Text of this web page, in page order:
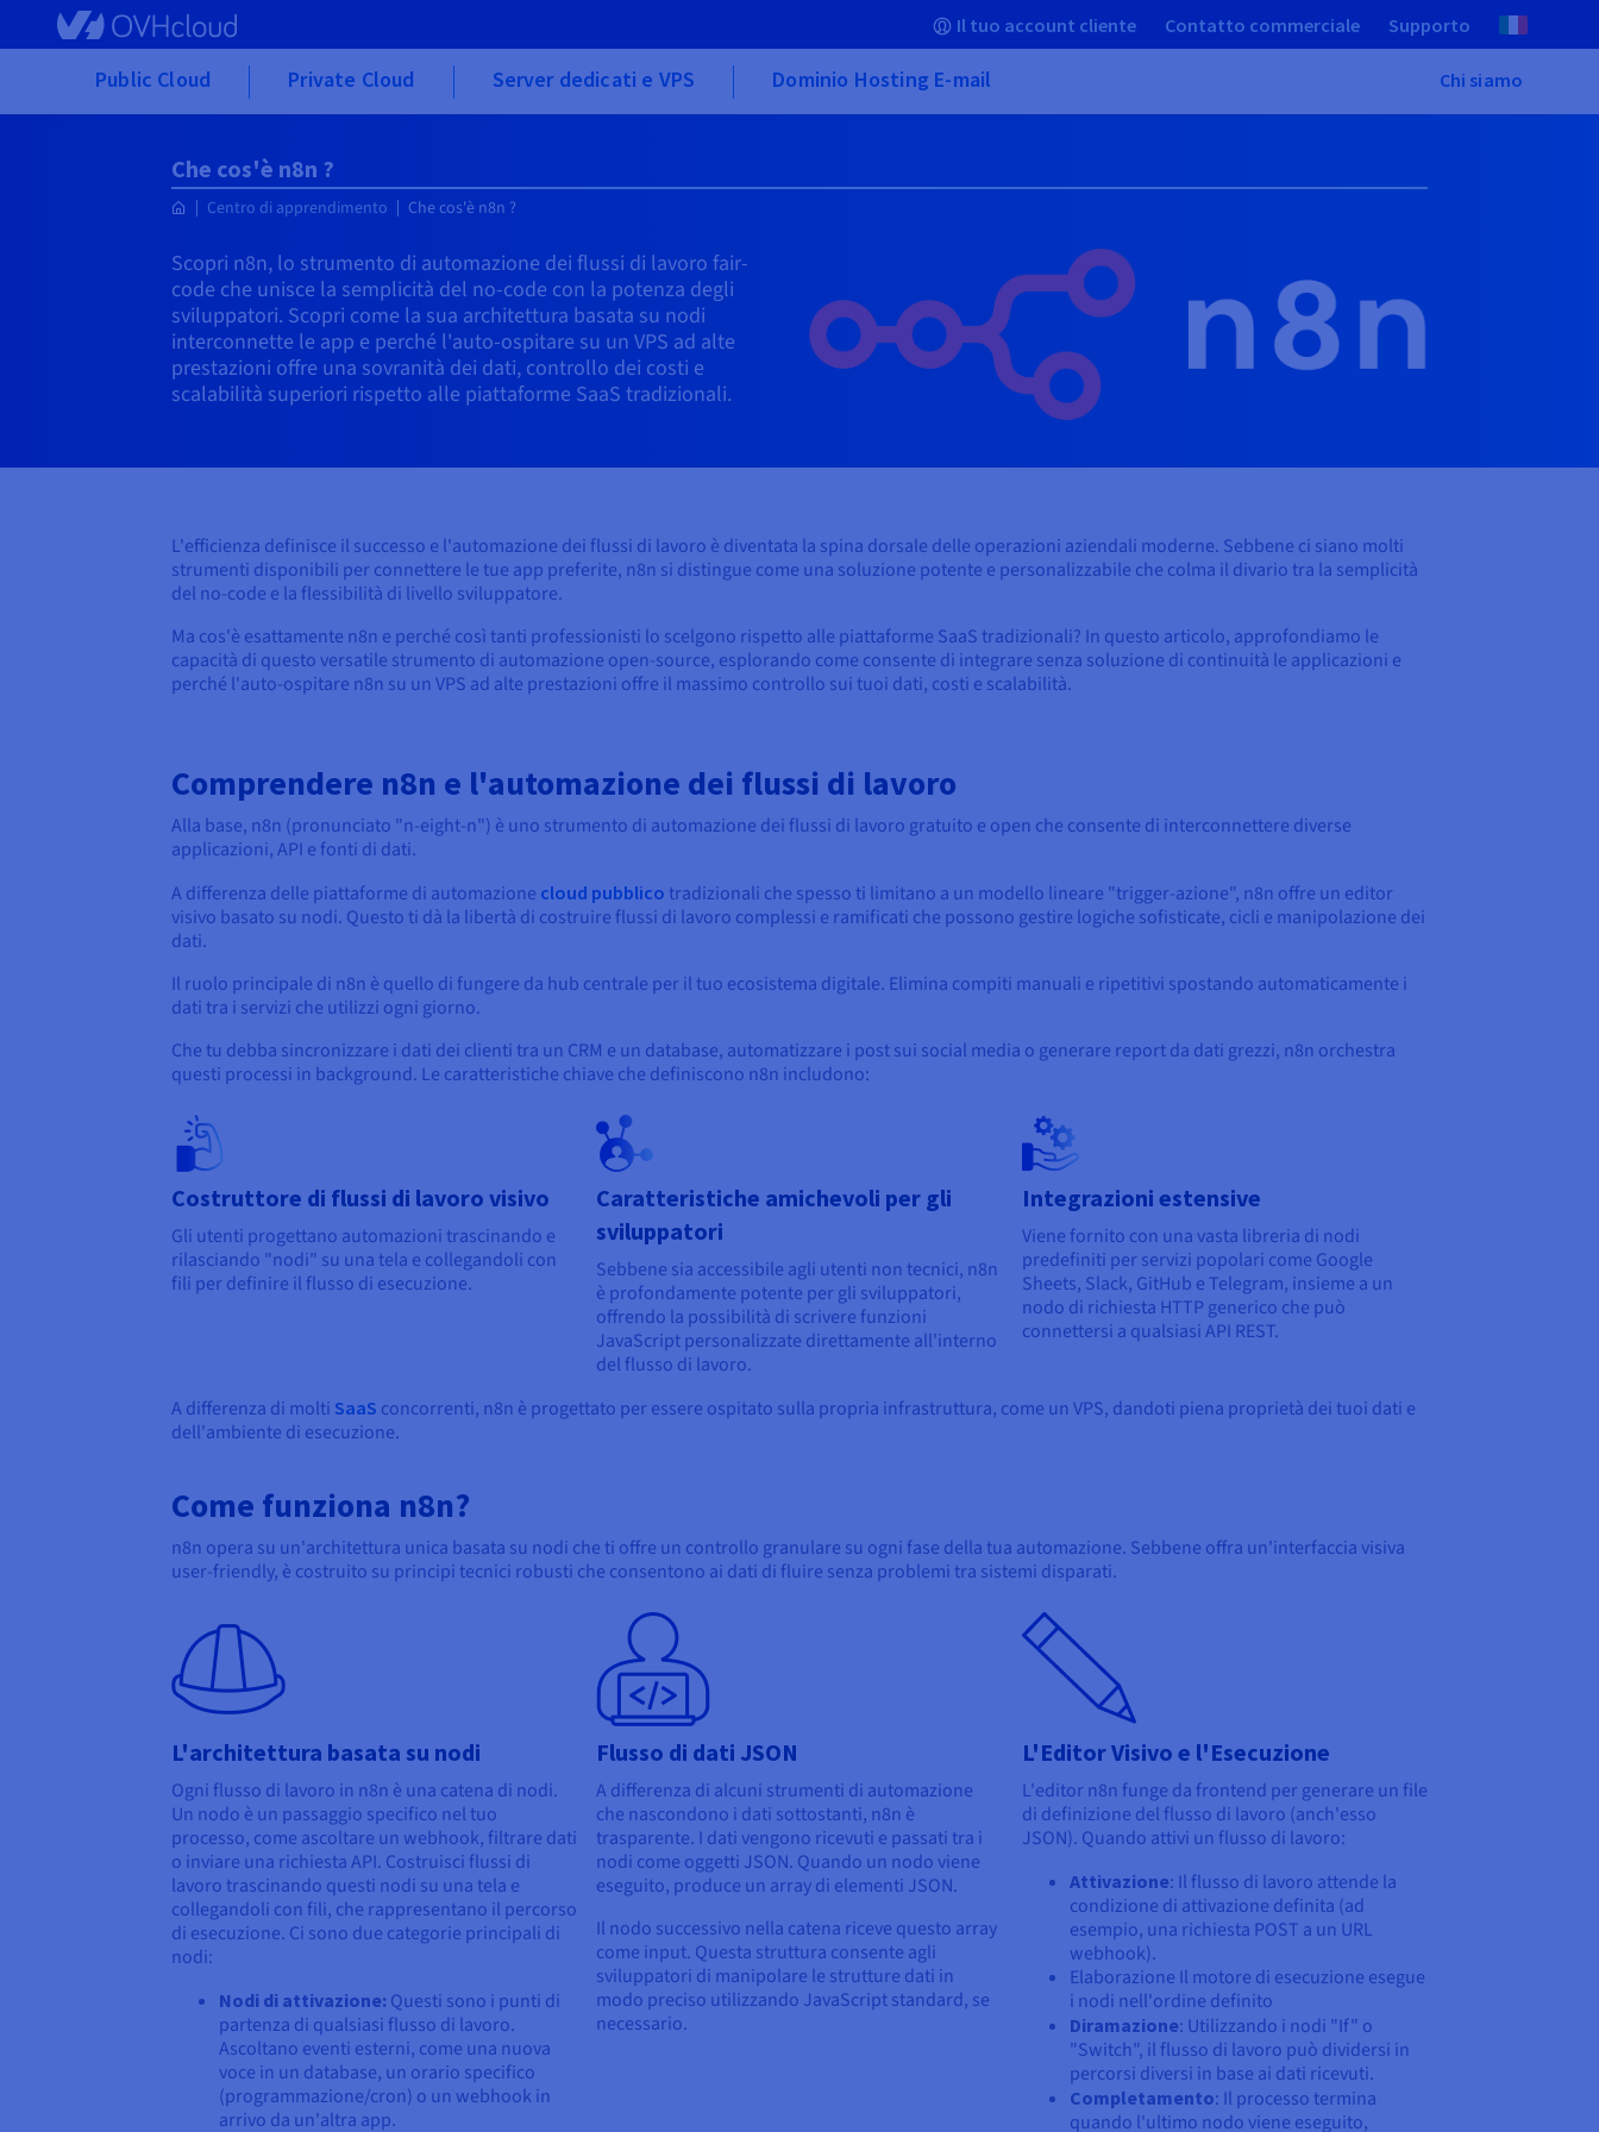
Skip to main content Il tuo account cliente Contatto commerciale Supporto
Public Cloud Private Cloud Server dedicati e VPS Dominio Hosting E-mail Chi siamo
Che cos'è n8n ?
Centro di apprendimento Che cos'è n8n ?
Scopri n8n, lo strumento di automazione dei flussi di lavoro fair-
code che unisce la semplicità del no-code con la potenza degli
sviluppatori. Scopri come la sua architettura basata su nodi
interconnette le app e perché l'auto-ospitare su un VPS ad alte
prestazioni offre una sovranità dei dati, controllo dei costi e
scalabilità superiori rispetto alle piattaforme SaaS tradizionali.
L'efficienza definisce il successo e l'automazione dei flussi di lavoro è diventata la spina dorsale delle operazioni aziendali moderne. Sebbene ci siano molti
strumenti disponibili per connettere le tue app preferite, n8n si distingue come una soluzione potente e personalizzabile che colma il divario tra la semplicità
del no-code e la flessibilità di livello sviluppatore.
Ma cos'è esattamente n8n e perché così tanti professionisti lo scelgono rispetto alle piattaforme SaaS tradizionali? In questo articolo, approfondiamo le
capacità di questo versatile strumento di automazione open-source, esplorando come consente di integrare senza soluzione di continuità le applicazioni e
perché l'auto-ospitare n8n su un VPS ad alte prestazioni offre il massimo controllo sui tuoi dati, costi e scalabilità.
Comprendere n8n e l'automazione dei flussi di lavoro
Alla base, n8n (pronunciato "n-eight-n") è uno strumento di automazione dei flussi di lavoro gratuito e open che consente di interconnettere diverse
applicazioni, API e fonti di dati.
A differenza delle piattaforme di automazione cloud pubblico tradizionali che spesso ti limitano a un modello lineare "trigger-azione", n8n offre un editor
visivo basato su nodi. Questo ti dà la libertà di costruire flussi di lavoro complessi e ramificati che possono gestire logiche sofisticate, cicli e manipolazione dei
dati.
Il ruolo principale di n8n è quello di fungere da hub centrale per il tuo ecosistema digitale. Elimina compiti manuali e ripetitivi spostando automaticamente i
dati tra i servizi che utilizzi ogni giorno.
Che tu debba sincronizzare i dati dei clienti tra un CRM e un database, automatizzare i post sui social media o generare report da dati grezzi, n8n orchestra
questi processi in background. Le caratteristiche chiave che definiscono n8n includono:
Costruttore di flussi di lavoro visivo
Gli utenti progettano automazioni trascinando e
rilasciando "nodi" su una tela e collegandoli con
fili per definire il flusso di esecuzione.
Caratteristiche amichevoli per gli
sviluppatori
Sebbene sia accessibile agli utenti non tecnici, n8n
è profondamente potente per gli sviluppatori,
offrendo la possibilità di scrivere funzioni
JavaScript personalizzate direttamente all'interno
del flusso di lavoro.
Integrazioni estensive
Viene fornito con una vasta libreria di nodi
predefiniti per servizi popolari come Google
Sheets, Slack, GitHub e Telegram, insieme a un
nodo di richiesta HTTP generico che può
connettersi a qualsiasi API REST.
A differenza di molti SaaS concorrenti, n8n è progettato per essere ospitato sulla propria infrastruttura, come un VPS, dandoti piena proprietà dei tuoi dati e
dell'ambiente di esecuzione.
Come funziona n8n?
n8n opera su un'architettura unica basata su nodi che ti offre un controllo granulare su ogni fase della tua automazione. Sebbene offra un'interfaccia visiva
user-friendly, è costruito su principi tecnici robusti che consentono ai dati di fluire senza problemi tra sistemi disparati.
L'architettura basata su nodi
Ogni flusso di lavoro in n8n è una catena di nodi.
Un nodo è un passaggio specifico nel tuo
processo, come ascoltare un webhook, filtrare dati
o inviare una richiesta API. Costruisci flussi di
lavoro trascinando questi nodi su una tela e
collegandoli con fili, che rappresentano il percorso
di esecuzione. Ci sono due categorie principali di
nodi:
Nodi di attivazione: Questi sono i punti di
partenza di qualsiasi flusso di lavoro.
Ascoltano eventi esterni, come una nuova
voce in un database, un orario specifico
(programmazione/cron) o un webhook in
arrivo da un'altra app.
Flusso di dati JSON
A differenza di alcuni strumenti di automazione
che nascondono i dati sottostanti, n8n è
trasparente. I dati vengono ricevuti e passati tra i
nodi come oggetti JSON. Quando un nodo viene
eseguito, produce un array di elementi JSON.
Il nodo successivo nella catena riceve questo array
come input. Questa struttura consente agli
sviluppatori di manipolare le strutture dati in
modo preciso utilizzando JavaScript standard, se
necessario.
L'Editor Visivo e l'Esecuzione
L'editor n8n funge da frontend per generare un file
di definizione del flusso di lavoro (anch'esso
JSON). Quando attivi un flusso di lavoro:
Attivazione: Il flusso di lavoro attende la
condizione di attivazione definita (ad
esempio, una richiesta POST a un URL
webhook).
Elaborazione Il motore di esecuzione esegue
i nodi nell'ordine definito
Diramazione: Utilizzando i nodi "If" o
"Switch", il flusso di lavoro può dividersi in
percorsi diversi in base ai dati ricevuti.
Completamento: Il processo termina
quando l'ultimo nodo viene eseguito,